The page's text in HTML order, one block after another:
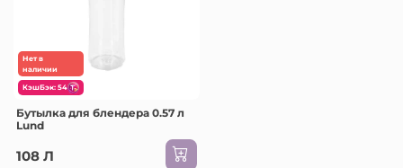
Нет в
наличии
КэшБэк: 54
Бутылка для блендера 0.57 л
Lund
108 Л